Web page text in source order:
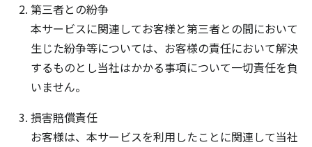
第三者との紛争
本サービスに関連してお客様と第三者との間において
生じた紛争等については、お客様の責任において解決
するものとし当社はかかる事項について一切責任を負
いません。
損害賠償責任
お客様は、本サービスを利用したことに関連して当社